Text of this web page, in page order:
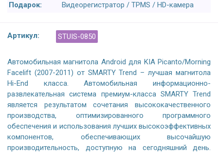
Подарок:
Видеорегистратор / TPMS / HD-камера
Артикул: STUIS-0850
Автомобильная магнитола Android для KIA Picanto/Morning
Facelift (2007-2011) от SMARTY Trend – лучшая магнитола
Hi-End класса. Автомобильная информационно-
развлекательная система премиум-класса SMARTY Trend
является результатом сочетания высококачественного
производства, оптимизированного программного
обеспечения и использования лучших высокоэффективных
компонентов, обеспечивающих высочайшую
производительность, доступную на сегодняшний день.